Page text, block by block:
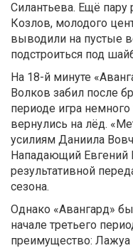
Силантьева. Ещё пару
Козлов, молодого
выводили на пустые
подстроиться под
На 18-й минуте
Волков забил после
периоде игра
вернулись на лёд.
усилиям Даниила
Нападающий Евгений
результативной
сезона.
Однако «Авангард»
начале третьего
преимущество: